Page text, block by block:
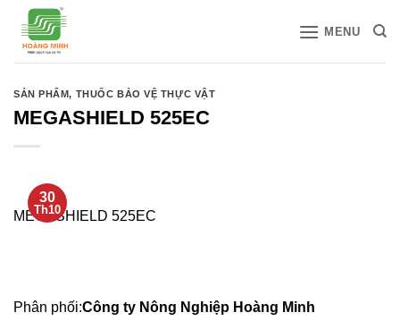
qua
MENU
SẢN PHẨM, THUỐC BẢO VỆ THỰC VẬT
MEGASHIELD 525EC
30
Th10
MEGASHIELD 525EC
Phân phối:Công ty Nông Nghiệp Hoàng Minh